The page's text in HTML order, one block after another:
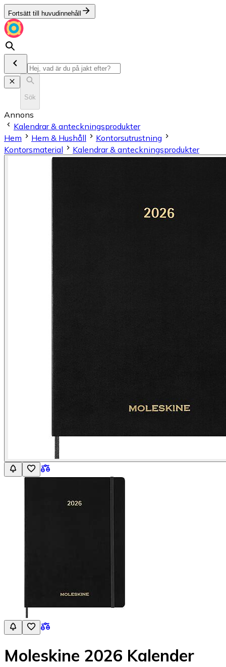
Fortsätt till huvudinnehåll
Sök
Annons
Kalendrar & anteckningsprodukter
Hem
Hem & Hushåll
Kontorsutrustning
Kontorsmaterial
Kalendrar & anteckningsprodukter
Moleskine 2026 Kalender